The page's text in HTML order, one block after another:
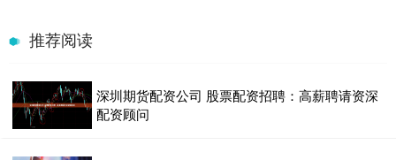
推荐阅读
深圳期货配资公司 股票配资招聘：高薪聘请资深
配资顾问